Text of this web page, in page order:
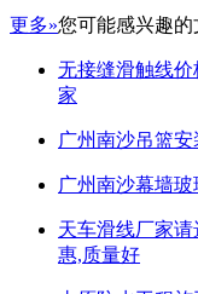
更多»您可能感兴趣的
无接缝滑触线
家
广州南沙吊篮安
广州南沙幕墙
天车滑线厂家
惠,质量好